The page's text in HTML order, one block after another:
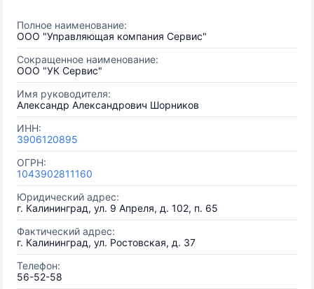
Полное наименование:
ООО "Управляющая компания Сервис"
Сокращенное наименование:
ООО "УК Сервис"
Имя руководителя:
Александр Александрович Шорников
ИНН:
3906120895
ОГРН:
1043902811160
Юридический адрес:
г. Калининград, ул. 9 Апреля, д. 102, п. 65
Фактический адрес:
г. Калининград, ул. Ростовская, д. 37
Телефон:
56-52-58